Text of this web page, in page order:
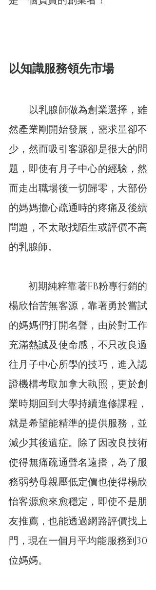
以知識服務領先市場
以乳腺師做為創業選擇，雖
然產業剛開始發展，需求量卻不
少，然而吸引客源卻是很大的問
題，即使有月子中心的經驗，然
而走出職場後一切歸零，大部份
的媽媽擔心疏通時的疼痛及後續
問題，不太敢找陌生或評價不高
的乳腺師。
初期純粹靠著FB粉專行銷的
楊欣怡苦無客源，靠著勇於嘗試
的媽媽們打開名聲，由於對工作
充滿熱誠及使命感，不只改良過
往月子中心所學的技巧，進入認
證機構考取加拿大執照，更於創
業時期回到大學持續進修課程，
就是希望能精準的提供服務，並
減少其後遺症。除了因改良技術
使得無痛疏通聲名遠播，為了服
務弱勢母親壓低定價也使得楊欣
怡客源愈來愈穩定，即使不是朋
友推薦，也能透過網路評價找上
門，現在一個月平均能服務到30
位媽媽。